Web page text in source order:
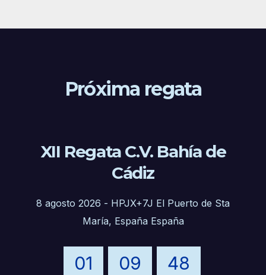
Próxima regata
XII Regata C.V. Bahía de
Cádiz
8 agosto 2026 - HPJX+7J El Puerto de Sta
María, España España
01 09 48